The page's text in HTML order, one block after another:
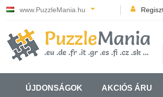
www.PuzzleMania.hu
ÚJDONSÁGOK AKCIÓS ÁRU